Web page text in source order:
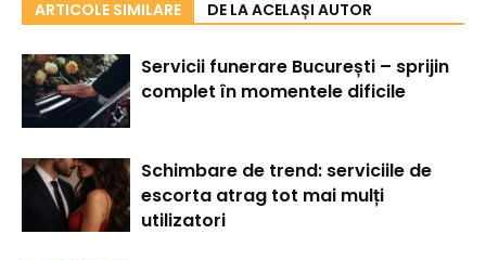
ARTICOLE SIMILARE DE LA ACELAȘI AUTOR
Servicii funerare București – sprijin
complet în momentele dificile
Schimbare de trend: serviciile de
escorta atrag tot mai mulți
utilizatori